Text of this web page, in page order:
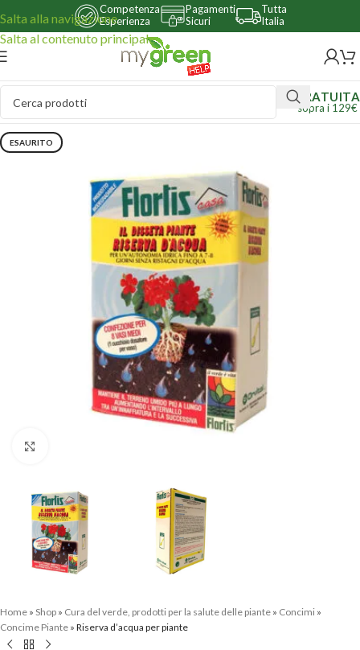
Salta alla navigazione
Salta al contenuto principale
Competenza
Esperienza
Pagamenti
Sicuri
Tutta
Italia
GRATUITA
sopra i 129€
ESAURITO
Home » Shop » Cura del verde, prodotti per la salute delle piante » Concimi »
Concime Piante » Riserva d’acqua per piante